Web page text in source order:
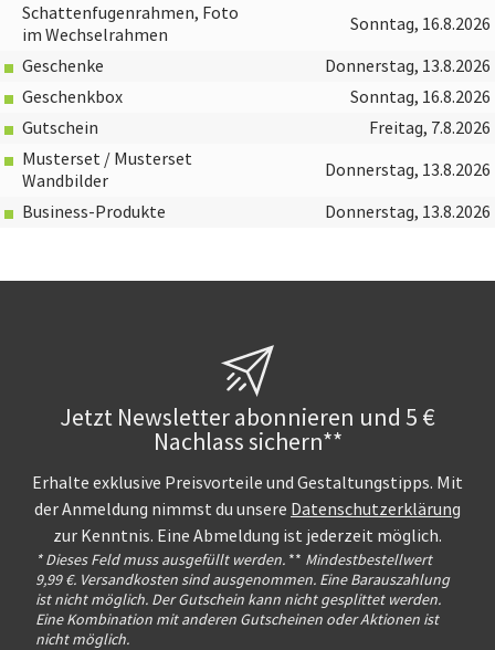
Schattenfugenrahmen, Foto
im Wechselrahmen
Sonntag, 16.8.2026
Geschenke
Donnerstag, 13.8.2026
Geschenkbox
Sonntag, 16.8.2026
Gutschein
Freitag, 7.8.2026
Musterset / Musterset
Wandbilder
Donnerstag, 13.8.2026
Business-Produkte
Donnerstag, 13.8.2026
Jetzt Newsletter abonnieren und 5 €
Nachlass sichern**
Erhalte exklusive Preisvorteile und Gestaltungstipps. Mit
der Anmeldung nimmst du unsere Datenschutzerklärung
zur Kenntnis. Eine Abmeldung ist jederzeit möglich.
* Dieses Feld muss ausgefüllt werden. ** Mindestbestellwert
9,99 €. Versandkosten sind ausgenommen. Eine Barauszahlung
ist nicht möglich. Der Gutschein kann nicht gesplittet werden.
Eine Kombination mit anderen Gutscheinen oder Aktionen ist
nicht möglich.